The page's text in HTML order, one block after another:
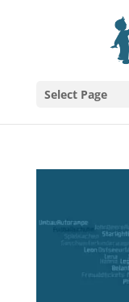
Select Page